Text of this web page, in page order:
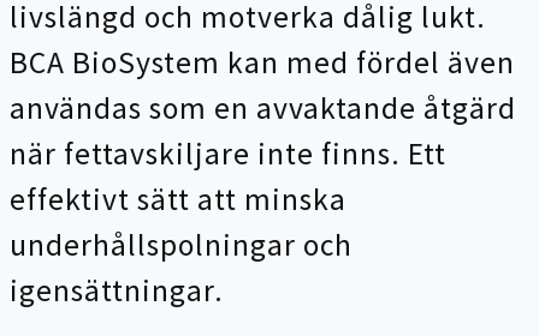
livslängd och motverka dålig lukt.
BCA BioSystem kan med fördel även
användas som en avvaktande åtgärd
när fettavskiljare inte finns. Ett
effektivt sätt att minska
underhållspolningar och
igensättningar.